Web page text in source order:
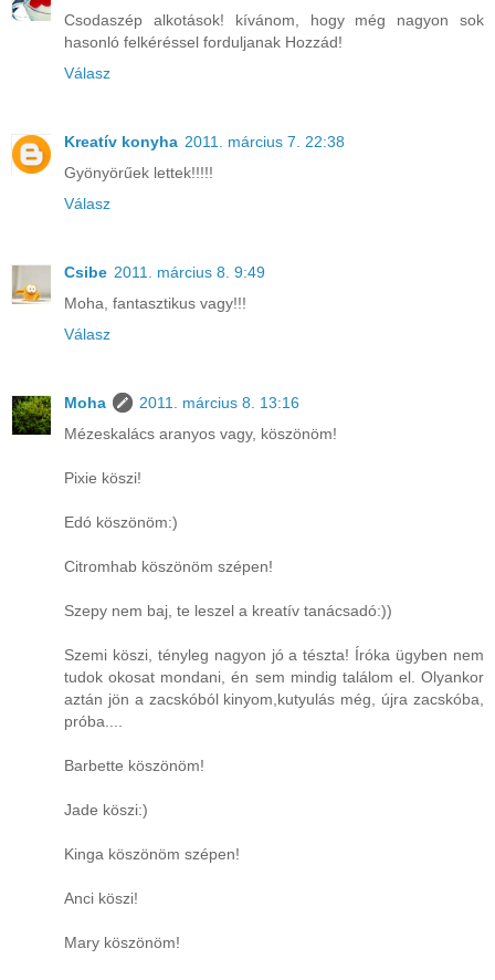
Csodaszép alkotások! kívánom, hogy még nagyon sok
hasonló felkéréssel forduljanak Hozzád!
Válasz
Kreatív konyha 2011. március 7. 22:38
Gyönyörűek lettek!!!!!
Válasz
Csibe 2011. március 8. 9:49
Moha, fantasztikus vagy!!!
Válasz
Moha
2011. március 8. 13:16
Mézeskalács aranyos vagy, köszönöm!
Pixie köszi!
Edó köszönöm:)
Citromhab köszönöm szépen!
Szepy nem baj, te leszel a kreatív tanácsadó:))
Szemi köszi, tényleg nagyon jó a tészta! Íróka ügyben nem
tudok okosat mondani, én sem mindig találom el. Olyankor
aztán jön a zacskóból kinyom,kutyulás még, újra zacskóba,
próba....
Barbette köszönöm!
Jade köszi:)
Kinga köszönöm szépen!
Anci köszi!
Mary köszönöm!